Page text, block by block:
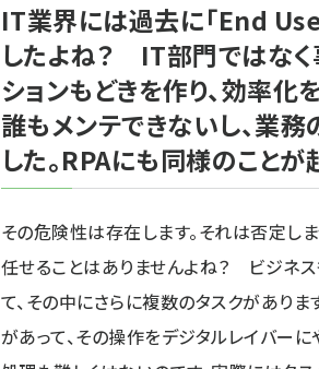
IT業界には過去に「End
したよね？ IT部門ではな
ションもどきを作り、効率化
誰もメンテできないし、業
した。RPAにも同様のことが
その危険性は存在します。それは否定し
任せることはありませんよね？ ビジネ
て、その中にさらに複数のタスクがあり
があって、その操作をデジタルレイバー